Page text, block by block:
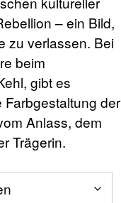
– ein Bild,
zu verlassen. Bei
beim
gibt es
der
Anlass, dem
Trägerin.​